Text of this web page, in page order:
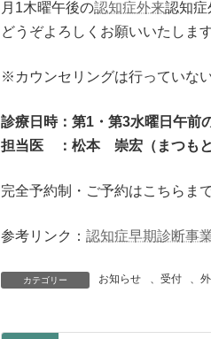
月1木曜午後の認知症外来認知症
どうぞよろしくお願いいたします
※カウンセリングは行っていな
診療日時：第1・第3水曜日午前
担当医 ：松本 崇宏（まつも
完全予約制・ご予約はこちらま
参考リンク： 認知症早期診断事
カテゴリー お知らせ 、 受付 、